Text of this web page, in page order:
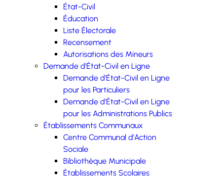
État-Civil
Éducation
Liste Électorale
Recensement
Autorisations des Mineurs
Demande d'État-Civil en Ligne
Demande d'État-Civil en Ligne
pour les Particuliers
Demande d'État-Civil en Ligne
pour les Administrations Publics
Établissements Communaux
Centre Communal d'Action
Sociale
Bibliothèque Municipale
Établissements Scolaires